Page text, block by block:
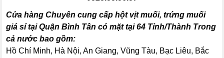
Cửa hàng Chuyên cung cấp hột vịt muối, trứng muối
giá sỉ tại Quận Bình Tân có mặt tại 64 Tỉnh/Thành Trong
cả nước bao gồm:
Hồ Chí Minh, Hà Nội, An Giang, Vũng Tàu, Bạc Liêu, Bắc